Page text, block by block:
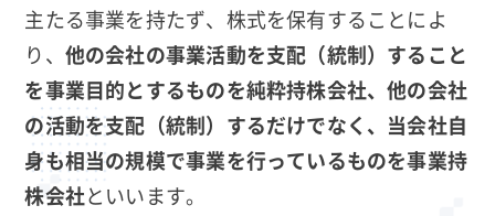
主たる事業を持たず、株式を保有することによ
り、 他の会社の事業活動を支配（統制）すること
を事業目的とするものを純粋持株会社、他の会社
の活動を支配（統制）するだけでなく、当会社自
身も相当の規模で事業を行っているものを事業持
株会社といいます。